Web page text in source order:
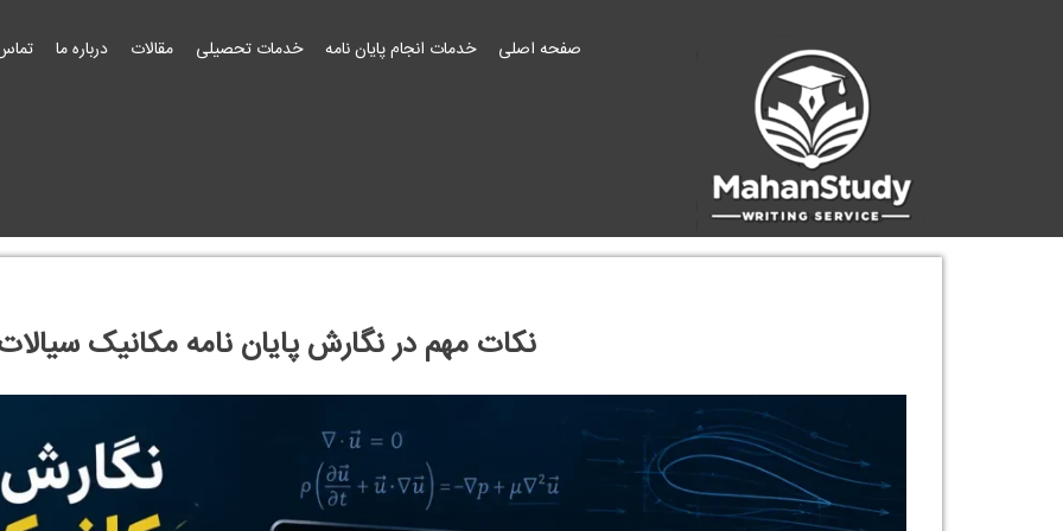
صفحه اصلی خدمات انجام پایان نامه خدمات تحصیلی مقالات درباره ما
نکات مهم در نگارش پایان نامه مکانیک